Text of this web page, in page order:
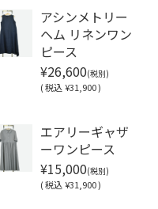
アシンメトリー
ヘム リネンワン
ピース
¥26,600(税別)
(税込 ¥31,900 )
エアリーギャザ
ーワンピース
¥15,000(税別)
(税込 ¥31,900 )